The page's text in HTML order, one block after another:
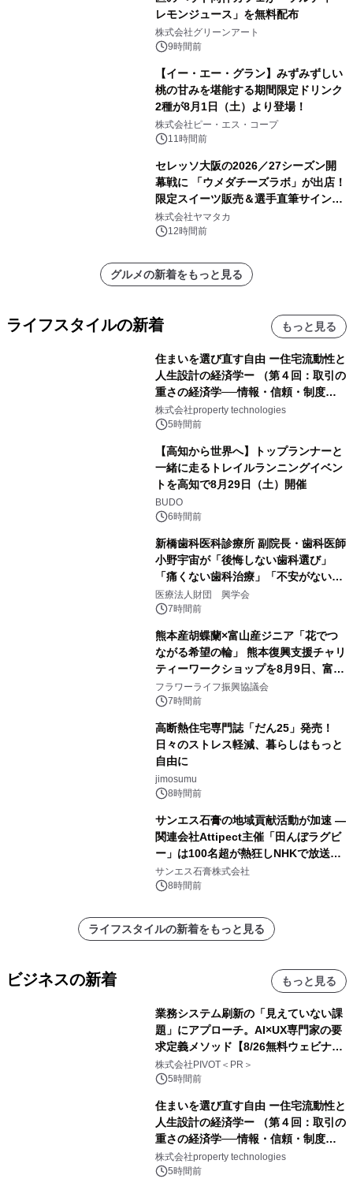
レモンジュース」を無料配布
株式会社グリーンアート
9時間前
【イー・エー・グラン】みずみずしい
桃の甘みを堪能する期間限定ドリンク
2種が8月1日（土）より登場！
株式会社ピー・エス・コープ
11時間前
セレッソ大阪の2026／27シーズン開
幕戦に 「ウメダチーズラボ」が出店！
限定スイーツ販売＆選手直筆サイング
ッズが当たる抽選会を 8月8日に開催
株式会社ヤマタカ
12時間前
グルメの新着をもっと見る
ライフスタイルの新着 もっと見る
住まいを選び直す自由 ー住宅流動性と
人生設計の経済学ー （第４回：取引の
重さの経済学──情報・信頼・制度を
PropTechはどう組み替えるか）｜
PropTech-Lab
株式会社property technologies
5時間前
【高知から世界へ】トップランナーと
一緒に走るトレイルランニングイベン
トを高知で8月29日（土）開催
BUDO
6時間前
新橋歯科医科診療所 副院長・歯科医師
小野宇宙が「後悔しない歯科選び」
「痛くない歯科治療」「不安がない治
療計画」をテーマに専門監修
医療法人財団 興学会
7時間前
熊本産胡蝶蘭×富山産ジニア「花でつ
ながる希望の輪」 熊本復興支援チャリ
ティーワークショップを8月9日、富
山・射水で開催
フラワーライフ振興協議会
7時間前
高断熱住宅専門誌「だん25」発売！
日々のストレス軽減、暮らしはもっと
自由に
jimosumu
8時間前
サンエス石膏の地域貢献活動が加速 ―
関連会社Attipect主催「田んぼラグビ
ー」は100名超が熱狂しNHKで放送さ
れました。
サンエス石膏株式会社
8時間前
ライフスタイルの新着をもっと見る
ビジネスの新着 もっと見る
業務システム刷新の「見えていない課
題」にアプローチ。AI×UX専門家の要
求定義メソッド【8/26無料ウェビナ
ー】株式会社PIVOT
株式会社PIVOT＜PR＞
5時間前
住まいを選び直す自由 ー住宅流動性と
人生設計の経済学ー （第４回：取引の
重さの経済学──情報・信頼・制度を
PropTechはどう組み替えるか）｜
PropTech-Lab
株式会社property technologies
5時間前